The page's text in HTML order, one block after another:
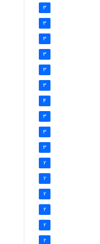
3
3
3
3
3
3
4
3
3
3
2
2
2
2
2
2